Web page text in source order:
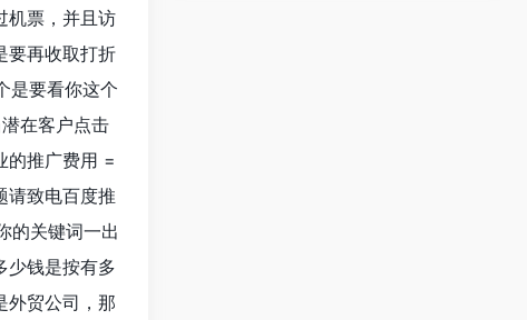
机票，并且访
要再收取打折
是要看你这个
在客户点击
的推广费用 =
请致电百度推
的关键词一出
少钱是按有多
外贸公司，那